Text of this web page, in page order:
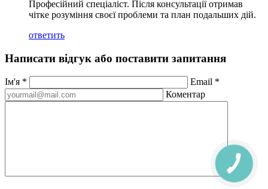
Професійний спеціаліст. Після консультації отримав
чітке розуміння своєї проблеми та план подальших дій.
ответить
Написати відгук або поставити запитання
Ім'я * Email *
Коментар